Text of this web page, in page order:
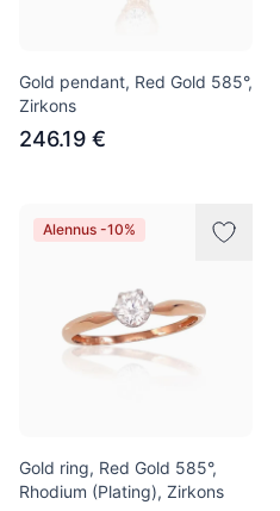
Gold pendant, Red Gold 585°,
Zirkons
246.19 €
Alennus -10%
Gold ring, Red Gold 585°,
Rhodium (Plating), Zirkons